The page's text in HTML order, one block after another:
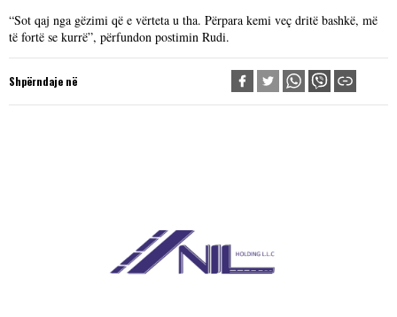
“Sot qaj nga gëzimi që e vërteta u tha. Përpara kemi veç dritë bashkë, më
të fortë se kurrë”, përfundon postimin Rudi.
Shpërndaje në